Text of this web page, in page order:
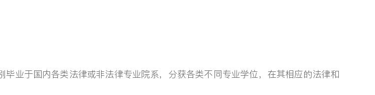
业于国内各类法律或非法律专业院系，分获各类不同专业学位，在其相应的法律和